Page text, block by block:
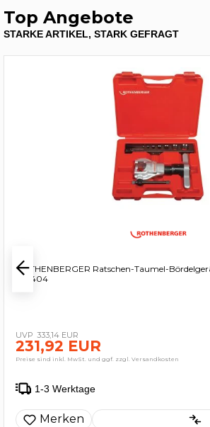
Top Angebote
STARKE ARTIKEL, STARK GEFRAGT
ROTHENBERGER Ratschen-Taumel-
222404
333,14 EUR
231,92 EUR
Preise sind inkl. MwSt. und ggf. zzgl. Versandkosten
1-3 Werktage
Merken